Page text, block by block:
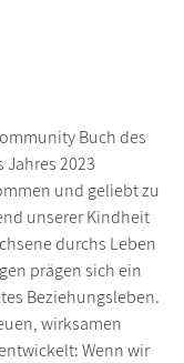
Buch des
Jahres 2023
und geliebt zu
unserer Kindheit
durchs Leben
prägen sich ein
Beziehungsleben.
wirksamen
Wenn wir